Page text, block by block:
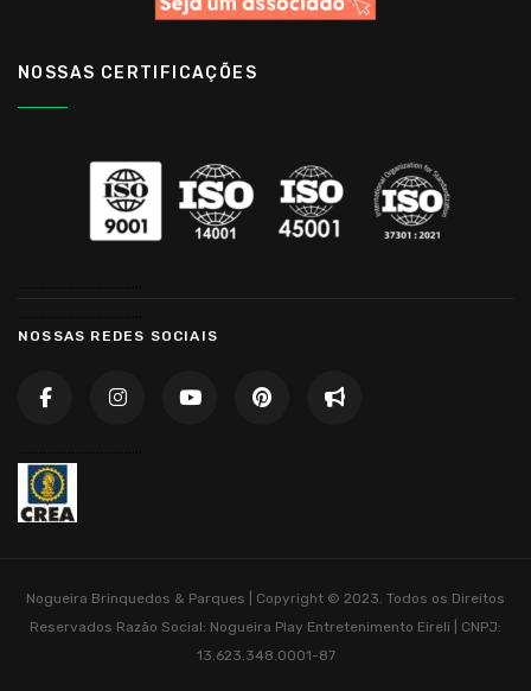
NOSSAS CERTIFICAÇÕES
NOSSAS REDES SOCIAIS
Nogueira Brinquedos & Parques | Copyright © 2023. Todos os Direitos
Reservados Razão Social: Nogueira Play Entretenimento Eireli | CNPJ:
13.623.348.0001-87